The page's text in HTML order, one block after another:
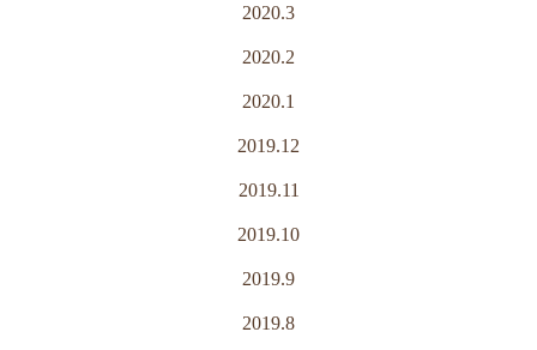
2020.3
2020.2
2020.1
2019.12
2019.11
2019.10
2019.9
2019.8